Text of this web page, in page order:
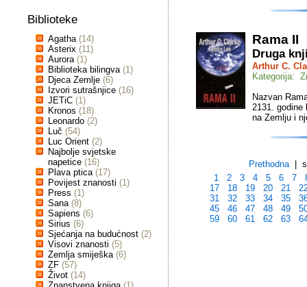
Biblioteke
Agatha (14)
Asterix (11)
Aurora (1)
Biblioteka bilingva (1)
Djeca Zemlje (6)
Izvori sutrašnjice (16)
JETiC (1)
Kronos (18)
Leonardo (2)
Luč (54)
Luc Orient (2)
Najbolje svjetske
napetice (16)
Plava ptica (17)
Povijest znanosti (1)
Press (1)
Sana (8)
Sapiens (6)
Sirius (6)
Sjećanja na budućnost (2)
Visovi znanosti (5)
Zemlja smiješka (6)
ZF (57)
Život (14)
Rama II
Druga
Arthur C.
Kategorija:
Nazvan
2131. godine
na Zemlju i
Prethodna|
1
2 3 4 5 6 7
17
18 19 20 21
31
32 33 34 35
45
46 47 48 49
59
60 61 62 63